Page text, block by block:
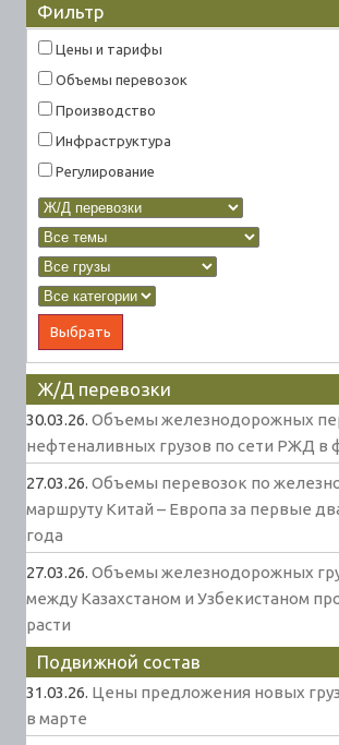
Фильтр
Цены и тарифы
Объемы перевозок
Производство
Инфраструктура
Регулирование
Ж/Д перевозки
30.03.26. Объемы железнодорожных
нефтеналивных грузов по сети РЖД в
27.03.26. Объемы перевозок по
маршруту Китай – Европа за первые
года
27.03.26. Объемы железнодорожных
между Казахстаном и Узбекистаном
расти
Подвижной состав
31.03.26. Цены предложения новых
в марте